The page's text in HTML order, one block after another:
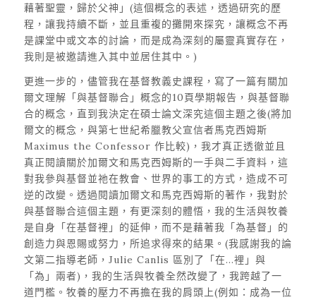
藉著聖靈，歸於父神」(這個概念的表述，透過研究的歷
程，讓我持續不斷，並且重複的攤開來探究，讓概念不再
是課堂中或文本的討論，而是成為深刻的屬靈真實存在，
我則是被邀請進入其中並居住其中。)
更進一步的，儘管我在基督教義史課程，寫了一篇有關加
爾文理解「與基督聯合」概念的10頁學期報告，與基督聯
合的概念，直到我決定在碩士論文深究這個主題之後(將加
爾文的概念，與第七世紀希臘教父宣信者馬克西姆斯
Maximus the Confessor 作比較)，我才真正透徹並且
真正閱讀關於加爾文和馬克西姆斯的一手與二手資料，這
對我參與基督並祂在教會、世界的事工的方式，造成不可
逆的改變。透過閱讀加爾文和馬克西姆斯的著作，我對於
與基督聯合這個主題，有更深刻的體悟，我的生活與牧養
是自身「在基督裡」的延伸，而不是藉著我「為基督」的
創造力與恩賜或努力，所追求得來的結果。(我感謝我的論
文第二指導老師，Julie Canlis 區別了「在…裡」與
「為」兩者)，我的生活與牧養全然改變了，我跨越了一
道門檻。牧養的壓力不再擔在我的肩頭上(例如：成為一位